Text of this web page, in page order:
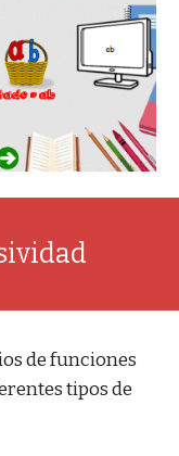
de funciones
tipos de